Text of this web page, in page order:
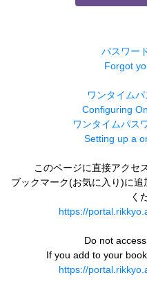
パスワー
Forgot
ワンタイム
Configuring
ワンタイムパス
Setting up a
このページに直接アクセ
ブックマーク(お気に入り)に
く
https://
Do not
If you add to your
https://